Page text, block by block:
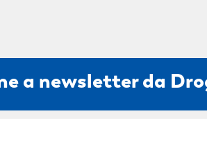
a newsletter da